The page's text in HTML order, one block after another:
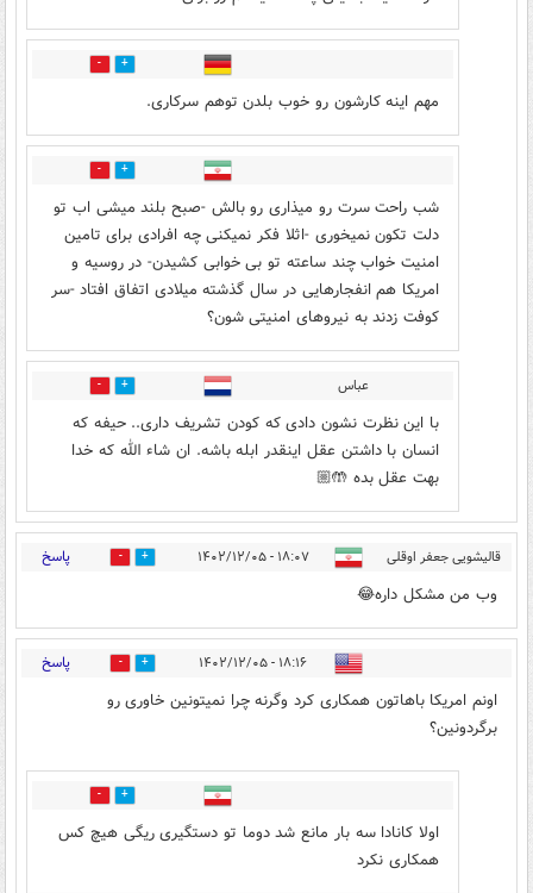
7
مهم اینه کارشون رو خوب بلدن توهم سرکاری.
2
شب راحت سرت رو میذاری رو بالش -صبح بلند میشی اب تو
دلت تکون نمیخوری -اثلا فکر نمیکنی چه افرادی برای تامین
امنیت خواب چند ساعته تو بی خوابی کشیدن- در روسیه و
امریکا هم انفجارهایی در سال گذشته میلادی اتفاق افتاد -سر
کوفت زدند به نیروهای امنیتی شون؟
عباس 0
با اين نظرت نشون دادى كه كودن تشريف دارى.. حيفه كه
انسان با داشتن عقل اينقدر ابله باشه. ان شاء الله كه خدا
بهت عقل بده 🤲🏼
قالیشویی جعفر اوقلی ۱۸:۰۷ - ۱۴۰۲/۱۲/۰۵ 1 پاسخ
وب من مشکل داره😂
۱۸:۱۶ - ۱۴۰۲/۱۲/۰۵ 0 پاسخ
اونم امریکا باهاتون همکاری کرد وگرنه چرا نمیتونین خاوری رو
برگردونین؟
0
اولا کانادا سه بار مانع شد دوما تو دستگیری ریگی هیچ کس
همکاری نکرد